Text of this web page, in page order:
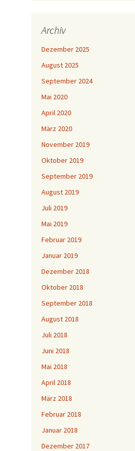
Archiv
Dezember 2025
August 2025
September 2024
Mai 2020
April 2020
März 2020
November 2019
Oktober 2019
September 2019
August 2019
Juli 2019
Mai 2019
Februar 2019
Januar 2019
Dezember 2018
Oktober 2018
September 2018
August 2018
Juli 2018
Juni 2018
Mai 2018
April 2018
März 2018
Februar 2018
Januar 2018
Dezember 2017